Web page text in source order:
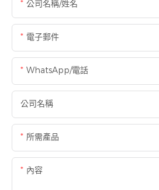
公司名稱/姓名
電子郵件
WhatsApp/電話
公司名稱
所需產品
內容